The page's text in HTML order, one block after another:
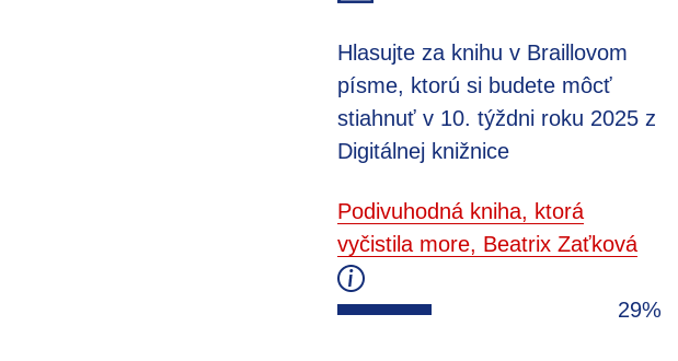
Hlasujte za knihu v Braillovom
písme, ktorú si budete môcť
stiahnuť v 10. týždni roku 2025 z
Digitálnej knižnice
Podivuhodná kniha, ktorá
vyčistila more, Beatrix Zaťková
29%